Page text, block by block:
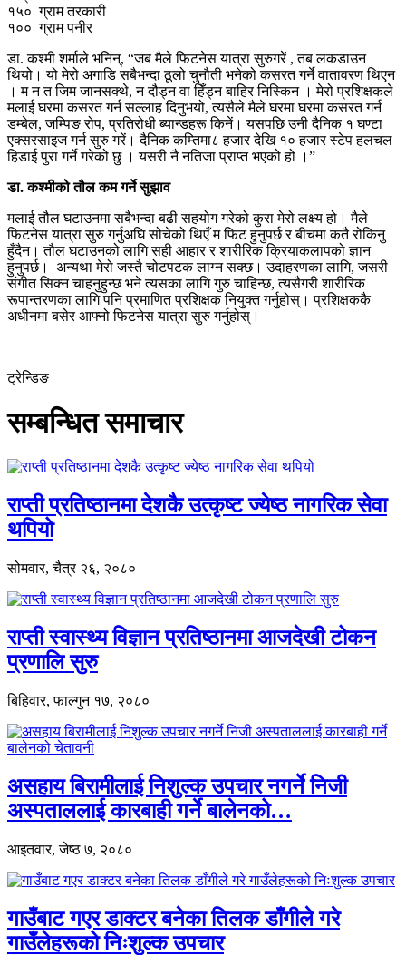
१५० ग्राम तरकारी
१०० ग्राम पनीर
डा. कश्मी शर्माले भनिन्, “जब मैले फिटनेस यात्रा सुरुगरें , तब लकडाउन
थियो। यो मेरो अगाडि सबैभन्दा ठूलो चुनौती भनेको कसरत गर्ने वातावरण थिएन
। म न त जिम जानसक्थे, न दौड्न वा हिँड्न बाहिर निस्किन । मेरो प्रशिक्षकले
मलाई घरमा कसरत गर्न सल्लाह दिनुभयो, त्यसैले मैले घरमा घरमा कसरत गर्न
डम्बेल, जम्पिङ रोप, प्रतिरोधी ब्यान्डहरू किनें। यसपछि उनी दैनिक १ घण्टा
एक्सरसाइज गर्न सुरु गरें। दैनिक कम्तिमा८ हजार देखि १० हजार स्टेप हलचल
हिडाई पुरा गर्ने गरेको छु । यसरी नै नतिजा प्राप्त भएको हो ।”
डा. कश्मीको तौल कम गर्ने सुझाव
मलाई तौल घटाउनमा सबैभन्दा बढी सहयोग गरेको कुरा मेरो लक्ष्य हो। मैले
फिटनेस यात्रा सुरु गर्नुअघि सोचेको थिएँ म फिट हुनुपर्छ र बीचमा कतै रोकिनु
हुँदैन। तौल घटाउनको लागि सही आहार र शारीरिक क्रियाकलापको ज्ञान
हुनुपर्छ। अन्यथा मेरो जस्तै चोटपटक लाग्न सक्छ। उदाहरणका लागि, जसरी
संगीत सिक्न चाहनुहुन्छ भने त्यसका लागि गुरु चाहिन्छ, त्यसैगरी शारीरिक
रूपान्तरणका लागि पनि प्रमाणित प्रशिक्षक नियुक्त गर्नुहोस्। प्रशिक्षककै
अधीनमा बसेर आफ्नो फिटनेस यात्रा सुरु गर्नुहोस्।
ट्रेन्डिङ
सम्बन्धित समाचार
राप्ती प्रतिष्ठानमा देशकै उत्कृष्ट ज्येष्ठ नागरिक सेवा
थपियो
सोमवार, चैत्र २६, २०८०
राप्ती स्वास्थ्य विज्ञान प्रतिष्ठानमा आजदेखी टोकन
प्रणालि सुरु
बिहिवार, फाल्गुन १७, २०८०
असहाय बिरामीलाई निशुल्क उपचार नगर्ने निजी
अस्पताललाई कारबाही गर्ने बालेनको…
आइतवार, जेष्ठ ७, २०८०
गाउँबाट गएर डाक्टर बनेका तिलक डाँगीले गरे
गाउँलेहरूको निःशुल्क उपचार